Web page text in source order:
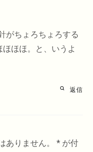
がちょろちょろする
ほほ。と、いうよ
返信
ありません。 * が付